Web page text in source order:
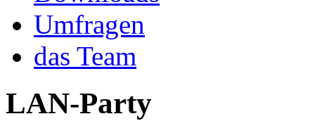
Umfragen
das Team
LAN-Party